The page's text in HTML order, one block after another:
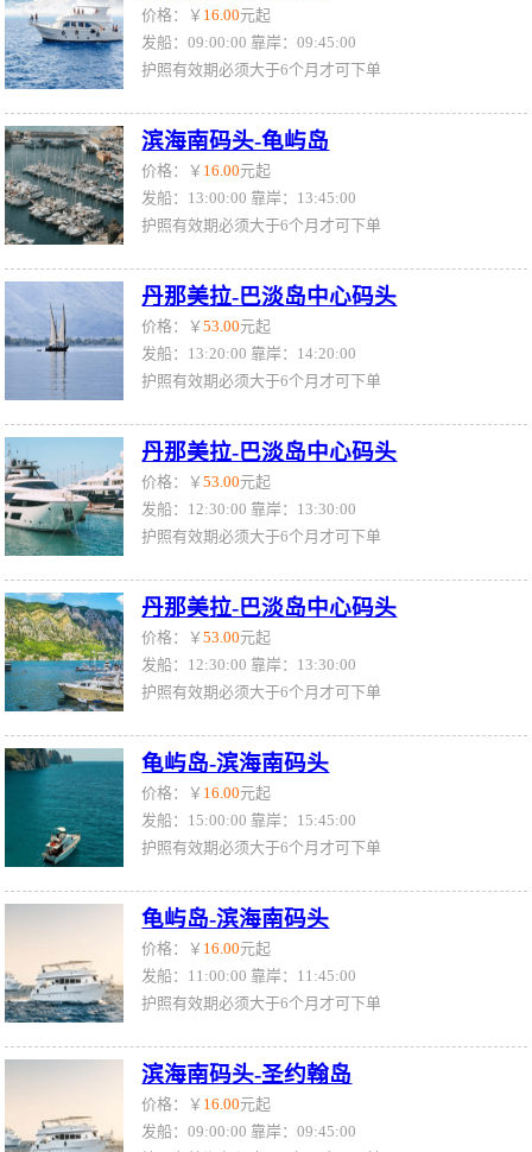
价格：￥ 16.00元起
发船：09:00:00 靠岸：09:45:00
护照有效期必须大于6个月才可下单
滨海南码头-龟屿岛
价格：￥ 16.00元起
发船：13:00:00 靠岸：13:45:00
护照有效期必须大于6个月才可下单
丹那美拉-巴淡岛中心码头
价格：￥53.00元起
发船：13:20:00 靠岸：14:20:00
护照有效期必须大于6个月才可下单
丹那美拉-巴淡岛中心码头
价格：￥53.00元起
发船：12:30:00 靠岸：13:30:00
护照有效期必须大于6个月才可下单
丹那美拉-巴淡岛中心码头
价格：￥53.00元起
发船：12:30:00 靠岸：13:30:00
护照有效期必须大于6个月才可下单
龟屿岛-滨海南码头
价格：￥ 16.00元起
发船：15:00:00 靠岸：15:45:00
护照有效期必须大于6个月才可下单
龟屿岛-滨海南码头
价格：￥ 16.00元起
发船：11:00:00 靠岸：11:45:00
护照有效期必须大于6个月才可下单
滨海南码头-圣约翰岛
价格：￥ 16.00元起
发船：09:00:00 靠岸：09:45:00